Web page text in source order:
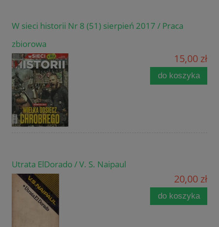
W sieci historii Nr 8 (51) sierpień 2017 / Praca
zbiorowa
15,00 zł
do koszyka
Utrata ElDorado / V. S. Naipaul
20,00 zł
do koszyka